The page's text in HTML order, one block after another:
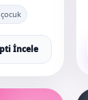
İncele